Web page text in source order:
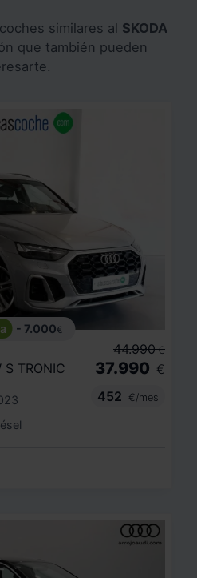
similares al SKODA
que también pueden
- 7.000€
TRONIC
44.990 €
37.990 €
452
€/mes